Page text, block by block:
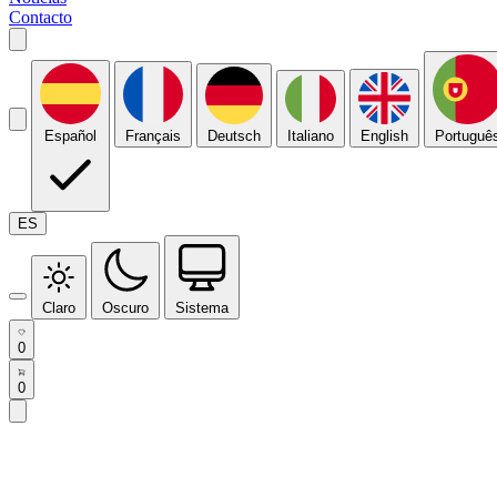
Contacto
Español Français Deutsch Italiano English
ES
Claro Oscuro Sistema
0
0